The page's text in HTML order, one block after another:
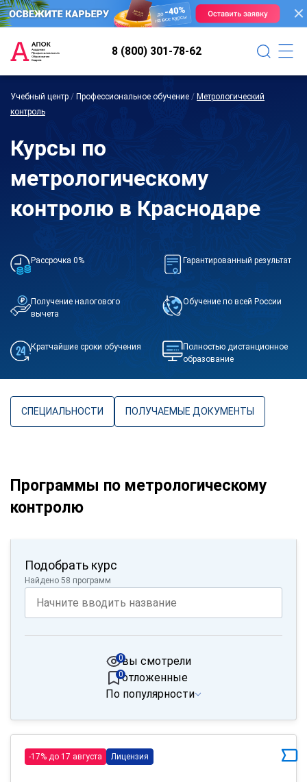
8 (800) 301-78-62
Учебный центр / Профессиональное обучение / Метрологический
контроль
Курсы по
метрологическому
контролю в Краснодаре
Рассрочка 0% Гарантированный результат
Получение налогового
вычета
Обучение по всей России
Кратчайшие сроки обучения
Полностью дистанционное
образование
СПЕЦИАЛЬНОСТИ ПОЛУЧАЕМЫЕ ДОКУМЕНТЫ
Программы по метрологическому
контролю
Подобрать курс
Найдено 58 программ
вы смотрели
0
отложенные
0
По популярности
-17% до 17 августа Лицензия